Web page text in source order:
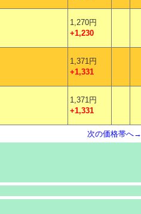
1,270円
+1,230
1,371円
+1,331
1,371円
+1,331
次の価格帯へ→